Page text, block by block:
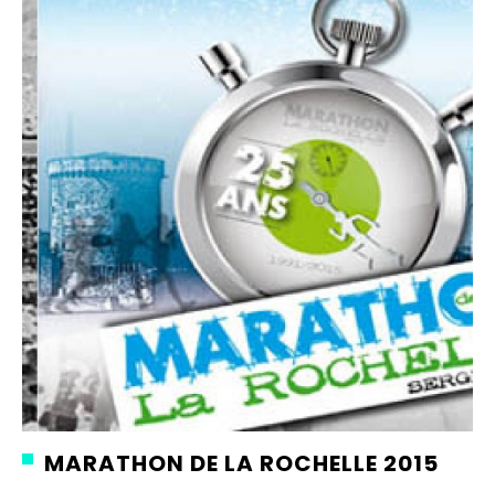
MARATHON DE LA ROCHELLE 2015